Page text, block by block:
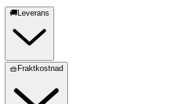
🚚Leverans
🧺Fraktkostnad